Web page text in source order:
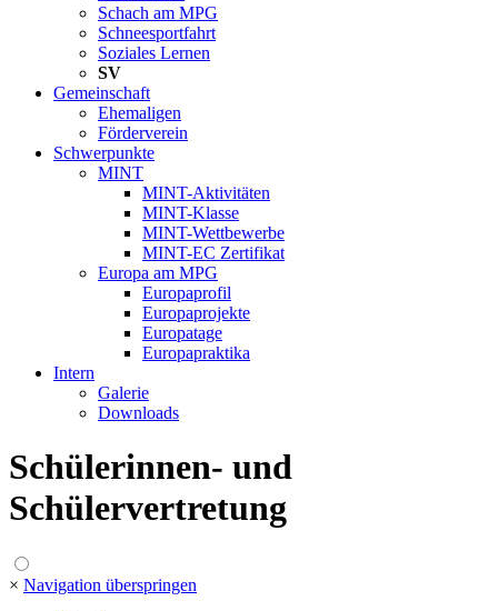
Schach am MPG
Schneesportfahrt
Soziales Lernen
SV
Gemeinschaft
Ehemaligen
Förderverein
Schwerpunkte
MINT
MINT-Aktivitäten
MINT-Klasse
MINT-Wettbewerbe
MINT-EC Zertifikat
Europa am MPG
Europaprofil
Europaprojekte
Europatage
Europapraktika
Intern
Galerie
Downloads
Schülerinnen- und
Schülervertretung
× Navigation überspringen